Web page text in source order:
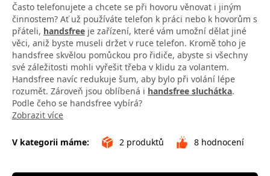
Často telefonujete a chcete se při hovoru věnovat i jiným
činnostem? Ať už používáte telefon k práci nebo k hovorům s
přáteli, handsfree je zařízení, které vám umožní dělat jiné
věci, aniž byste museli držet v ruce telefon. Kromě toho je
handsfree skvělou pomůckou pro řidiče, abyste si všechny
své záležitosti mohli vyřešit třeba v klidu za volantem.
Handsfree navíc redukuje šum, aby bylo při volání lépe
rozumět. Zároveň jsou oblíbená i handsfree sluchátka.
Podle čeho se handsfree vybírá?
Zobrazit více
V kategorii máme: 2 produktů 8 hodnocení